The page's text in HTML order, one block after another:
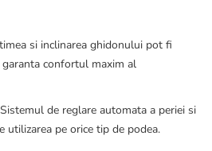
si inclinarea ghidonului pot fi
confortul maxim al
Sistemul de reglare automata a periei si
utilizarea pe orice tip de podea.